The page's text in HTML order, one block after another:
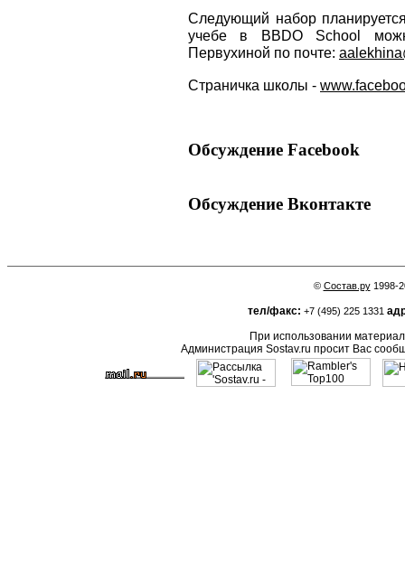
Следующий набор
учебе в BBDO School
Первухиной по почте:
Страничка школы -
Обсуждение Facebook
Обсуждение Вконтакте
© Состав.ру1998-
тел/факс: +7 (495) 225 1331
При использовании
Администрация Sostav.ru просит Вас